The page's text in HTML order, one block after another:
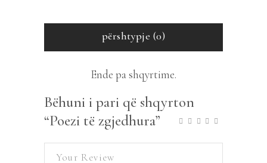
përshtypje (0)
Ende pa shqyrtime.
Bëhuni i pari që shqyrton
“Poezi të zgjedhura”